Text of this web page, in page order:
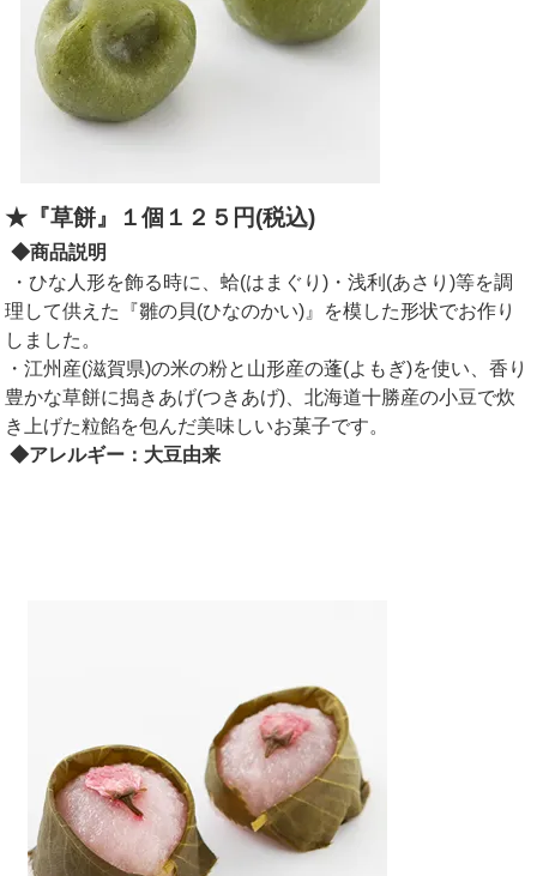
★『草餅』１個１２５円(税込)
◆商品説明
・ひな人形を飾る時に、蛤(はまぐり)・浅利(あさり)等を調
理して供えた『雛の貝(ひなのかい)』を模した形状でお作り
しました。
・江州産(滋賀県)の米の粉と山形産の蓬(よもぎ)を使い、香り
豊かな草餅に搗きあげ(つきあげ)、北海道十勝産の小豆で炊
き上げた粒餡を包んだ美味しいお菓子です。
◆アレルギー：大豆由来